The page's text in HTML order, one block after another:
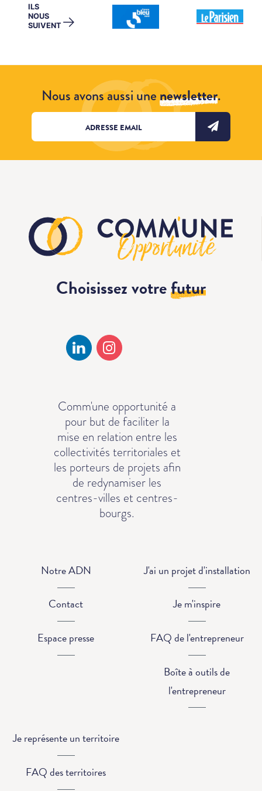
ILS
NOUS
SUIVENT →
Nous avons aussi unenewsletter.
Choisissez votrefutur
Comm'une opportunité a
pour but de faciliter la
mise en relation entre les
collectivités territoriales et
les porteurs de projets afin
de redynamiser les
centres-villes et centres-
bourgs.
Notre ADN
Contact
Espace presse
J'ai un projet d'installation
Je m'inspire
FAQ de l'entrepreneur
Boîte à outils de
l'entrepreneur
Je représente un territoire
FAQ des territoires